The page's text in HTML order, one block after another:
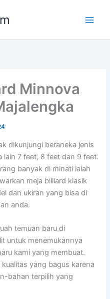
Minnova
dikunjungi beraneka jenis
lain 7 feet, 8 feet dan 9 feet.
banyak di minati ialah
meja billiard klasik
dan ukiran yang bisa di
anda.
temuan baru di
untuk menemukannya
kami yang membuat.
yang bagus karena
bahan terpilih yang